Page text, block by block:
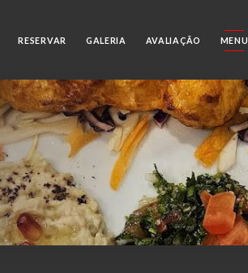
RESERVAR GALERIA AVALIAÇÃO MENU